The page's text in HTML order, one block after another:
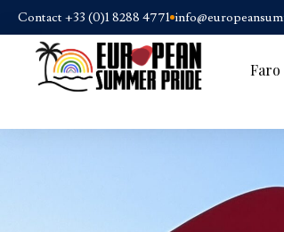
Contact +33 (0)1 8288 4771
Faro